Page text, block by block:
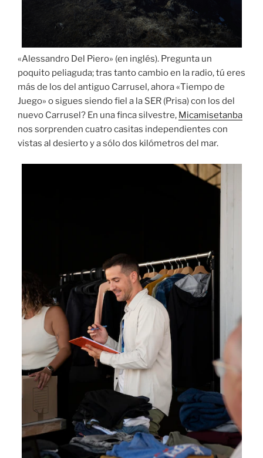
«Alessandro Del Piero» (en inglés). Pregunta un
poquito peliaguda; tras tanto cambio en la radio, tú eres
más de los del antiguo Carrusel, ahora «Tiempo de
Juego» o sigues siendo fiel a la SER (Prisa) con los del
nuevo Carrusel? En una finca silvestre, Micamisetanba
nos sorprenden cuatro casitas independientes con
vistas al desierto y a sólo dos kilómetros del mar.